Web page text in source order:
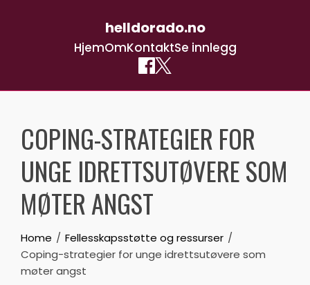
helldorado.no
HjemOmKontaktSe innlegg
contentCOPING-STRATEGIER FOR
UNGE IDRETTSUTØVERE SOM
MØTER ANGST
Home
Fellesskapsstøtte og ressurser
Coping-strategier for unge idrettsutøvere som
møter angst